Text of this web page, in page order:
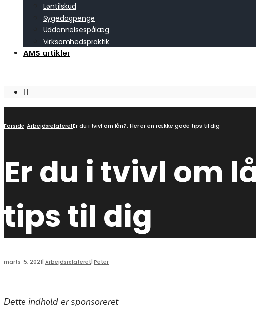
Løntilskud
Sygedagpenge
Uddannelsespålæg
Virksomhedspraktik
AMS artikler
Forside ArbejdsrelateretEr du i tvivl om lån?: Her er en række gode tips til dig
Er du i tvivl om
tips til dig
marts 15, 2021| Arbejdsrelateret| Peter
Dette indhold er sponsoreret